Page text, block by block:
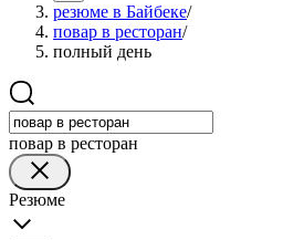
резюме в Байбеке/
повар в ресторан/
полный день
повар в ресторан
Резюме